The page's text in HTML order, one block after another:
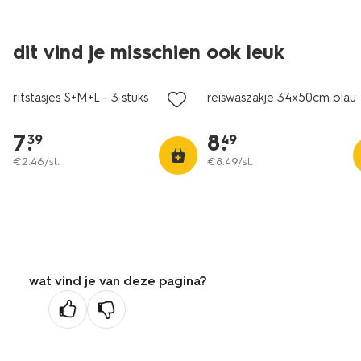
dit vind je misschien ook leuk
ritstasjes S+M+L - 3 stuks
7.
39
€2.46/st.
reiswaszakje 34x50cm
8.
49
€8.49/st.
wat vind je van deze pagina?